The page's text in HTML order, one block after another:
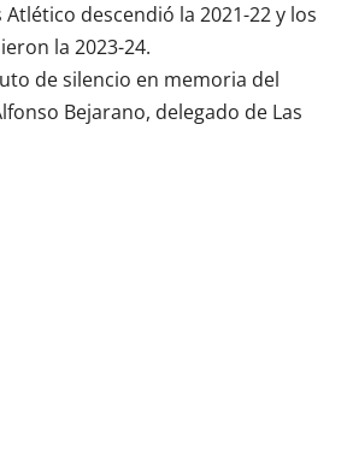
Atlético descendió la 2021-22 y los
la 2023-24.
de silencio en memoria del
Bejarano, delegado de Las